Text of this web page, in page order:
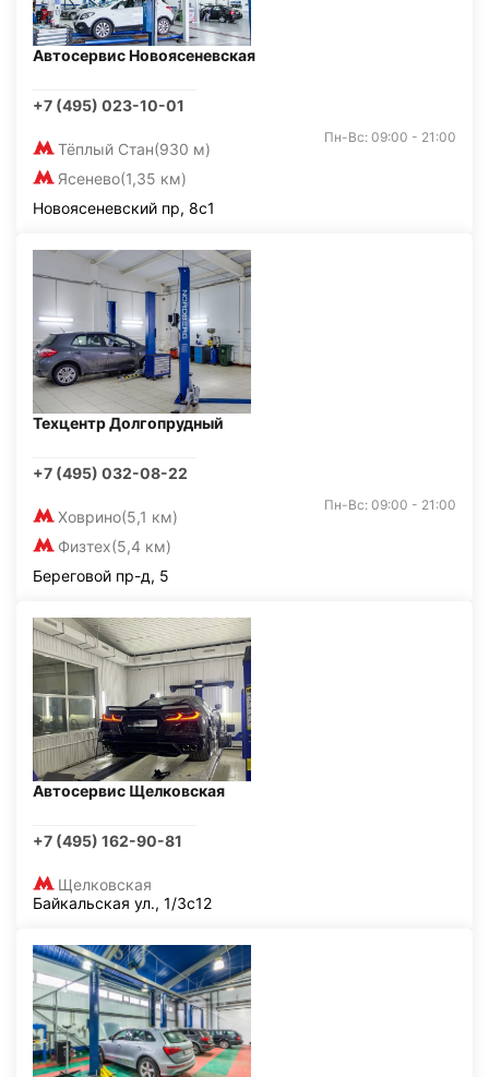
Автосервис Новоясеневская
+7 (495) 023-10-01
Тёплый Стан(930 м)
Ясенево(1,35 км)
Пн-Вс: 09:00 - 21:00
Новоясеневский пр, 8с1
Техцентр Долгопрудный
+7 (495) 032-08-22
Ховрино(5,1 км)
Физтех(5,4 км)
Пн-Вс: 09:00 - 21:00
Береговой пр-д, 5
Автосервис Щелковская
+7 (495) 162-90-81
Щелковская
Байкальская ул., 1/3с12